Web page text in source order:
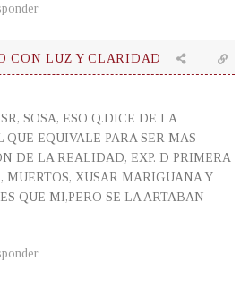
CON LUZ Y CLARIDAD
SOSA, ESO Q.DICE DE LA
EQUIVALE PARA SER MAS
DE LA REALIDAD, EXP. D PRIMERA
MUERTOS, XUSAR MARIGUANA Y
QUE MI,PERO SE LA ARTABAN